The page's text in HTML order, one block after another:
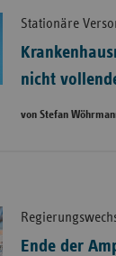
Stationäre
nicht
von Stefan
Ende der